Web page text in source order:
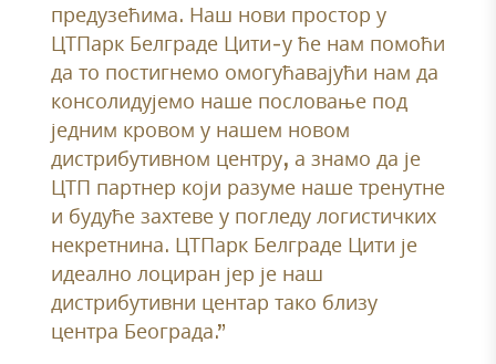
предузећима. Наш нови простор у
ЦТПарк Белграде Цити-у ће нам помоћи
да то постигнемо омогућавајући нам да
консолидујемо наше пословање под
једним кровом у нашем новом
дистрибутивном центру, а знамо да је
ЦТП партнер који разуме наше тренутне
и будуће захтеве у погледу логистичких
некретнина. ЦТПарк Белграде Цити је
идеално лоциран јер је наш
дистрибутивни центар тако близу
центра Београда.”